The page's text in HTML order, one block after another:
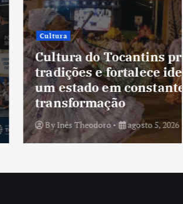
Tocantins preserva
fortalece identidade de
em constante
agosto 5, 2026 38 views